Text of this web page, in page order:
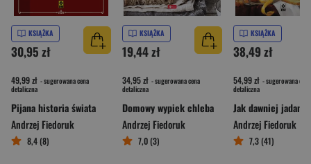
KSIĄŻKA
30,95 zł
49,99 zł - sugerowana cena
detaliczna
Pijana historia świata
Andrzej Fiedoruk
8,4 (8)
KSIĄŻKA
19,44 zł
34,95 zł - sugerowana cena
detaliczna
Domowy wypiek chleba
Andrzej Fiedoruk
7,0 (3)
KSIĄŻKA
38,49 zł
54,99 zł - sugerowana cena
detaliczna
Jak dawniej jadano
Andrzej Fiedoruk
7,3 (41)